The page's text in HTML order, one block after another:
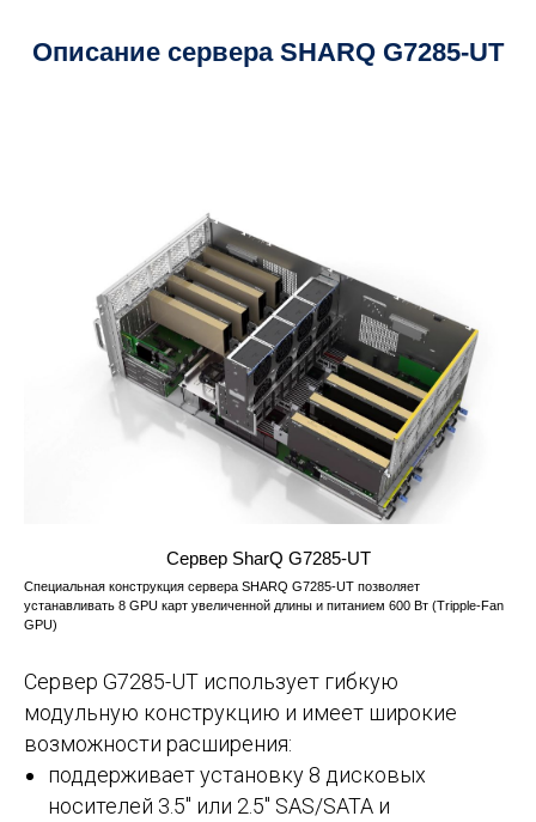
Описание сервера SHARQ G7285-UT
Сервер SharQ G7285-UT
Специальная конструкция сервера SHARQ G7285-UT позволяет
устанавливать 8 GPU карт увеличенной длины и питанием 600 Вт (Tripple-Fan
GPU)
Сервер G7285-UT использует гибкую
модульную конструкцию и имеет широкие
возможности расширения:
поддерживает установку 8 дисковых
носителей 3.5" или 2.5" SAS/SATA и